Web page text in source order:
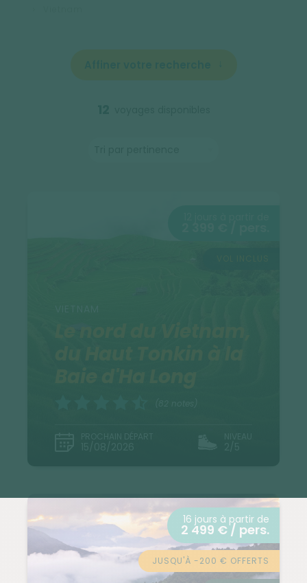
16 jours à partir de
2 499 € / pers.
JUSQU'À -200 € OFFERTS